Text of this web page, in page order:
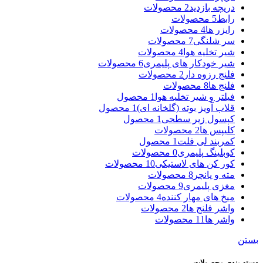
دریچه بازدید2 محصولات
رابط5 محصولات
رایزر ها4 محصولات
سر شلنگی7 محصولات
شیر تخلیه هوا 4 محصولات
شیر خودکار های پلیمری6 محصولات
فلنج رزوه دار 2 محصولات
فلنج ها8 محصولات
فیلتر و شیر تخلیه هوا 1 محصول
قلاب آویز بوته (گلخانه ای)1 محصول
کپسول زیر سطحی 1 محصول
کلیپس ها2 محصولات
کمربند لی فلت 1 محصول
کوبلینگ پلیمری0 محصولات
کور کن های لاستیکی10 محصولات
مته و پانچر 8 محصولات
مغزی پلیمری9 محصولات
میخ های مهار کننده4 محصولات
واشر فلنج ها2 محصولات
واشر ها 11 محصولات
بستن